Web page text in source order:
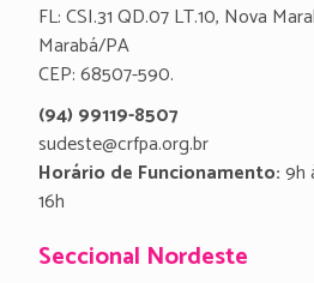
FL: CSI.31 QD.07 LT.10, Nova
Marabá/PA
CEP: 68507-590.
(94) 99119-8507
sudeste@crfpa.org.br
Horário de Funcionamento:9h
16h
Seccional Nordeste